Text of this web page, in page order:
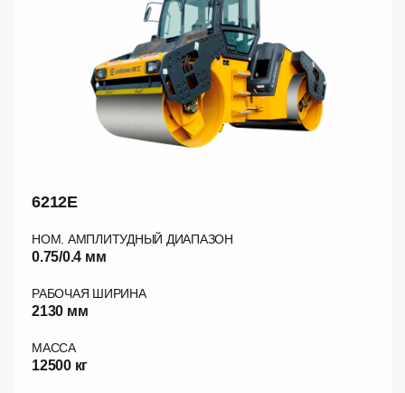
6212E
НОМ. АМПЛИТУДНЫЙ ДИАПАЗОН
0.75/0.4 мм
РАБОЧАЯ ШИРИНА
2130 мм
МАССА
12500 кг